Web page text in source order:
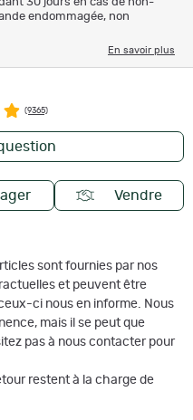
endommagée, non
En savoir plus
(9365)
Vendre
sont fournies par nos
et peuvent être
ci nous en informe. Nous
mais il se peut que
pas à nous contacter pour
restent à la charge de